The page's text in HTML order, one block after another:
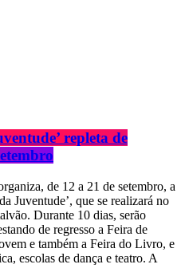
repleta de
de 12 a 21 de setembro, a
Juventude’, que se realizará no
Durante 10 dias, serão
de regresso a Feira de
e também a Feira do Livro, e
escolas de dança e teatro. A